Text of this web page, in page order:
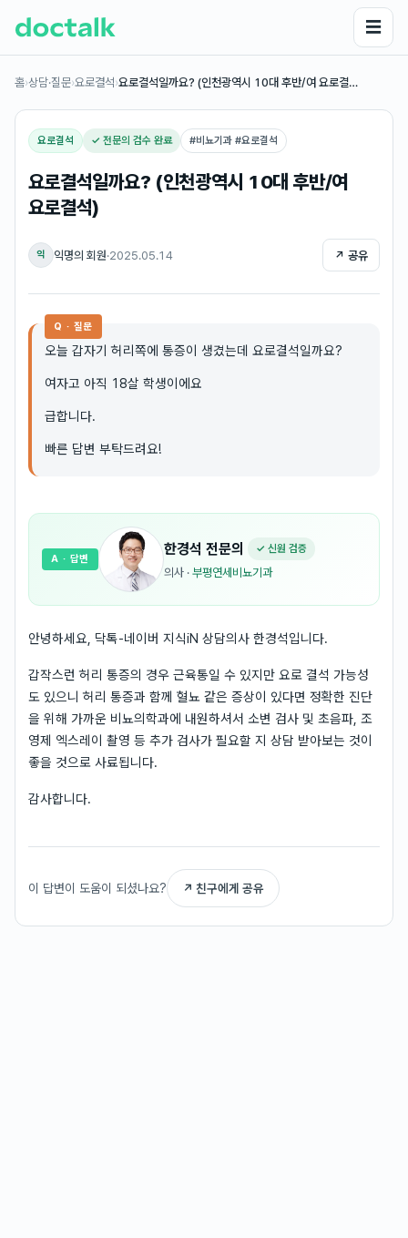
☰
홈›상담·질문›요로결석›요로결석일까요? (인천광역시 10대 후반/여 요로결…
요로결석 ✓ 전문의 검수 완료 #비뇨기과 #요로결석
요로결석일까요? (인천광역시 10대 후반/여
요로결석)
익 익명의 회원·2025.05.14 ↗ 공유
Q · 질문
오늘 갑자기 허리쪽에 통증이 생겼는데 요로결석일까요?
여자고 아직 18살 학생이에요
급합니다.
빠른 답변 부탁드려요!
한경석 전문의 ✓ 신원 검증
의사 · 부평연세비뇨기과
A · 답변
안녕하세요, 닥톡-네이버 지식iN 상담의사 한경석입니다.
갑작스런 허리 통증의 경우 근육통일 수 있지만 요로 결석 가능성
도 있으니 허리 통증과 함께 혈뇨 같은 증상이 있다면 정확한 진단
을 위해 가까운 비뇨의학과에 내원하셔서 소변 검사 및 초음파, 조
영제 엑스레이 촬영 등 추가 검사가 필요할 지 상담 받아보는 것이
좋을 것으로 사료됩니다.
감사합니다.
이 답변이 도움이 되셨나요? ↗ 친구에게 공유